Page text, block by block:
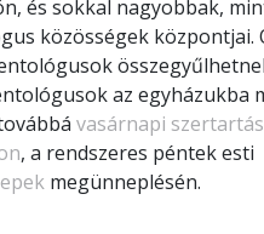
és sokkal nagyobbak,
közösségek központjai.
az egyházukba
vasárnapi
, a rendszeres péntek esti
megünneplésén.